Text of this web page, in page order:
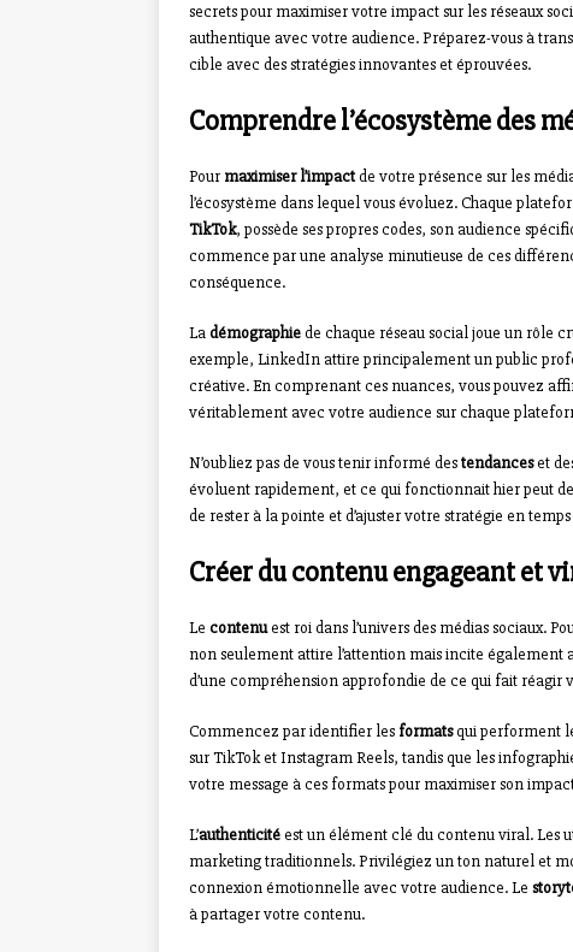
secrets pour maximiser votre impact sur les réseaux
authentique avec votre audience. Préparez-vous à
cible avec des stratégies innovantes et éprouvées.
Comprendre l’écosystème des
Pour maximiser l’impactde votre présence sur les
l’écosystème dans lequel vous évoluez. Chaque
TikTok, possède ses propres codes, son audience
commence par une analyse minutieuse de ces
conséquence.
Ladémographiede chaque réseau social joue un rôle
exemple, LinkedIn attire principalement un public
créative. En comprenant ces nuances, vous pouvez
véritablement avec votre audience sur chaque
N’oubliez pas de vous tenir informé destendanceset
évoluent rapidement, et ce qui fonctionnait hier peut
de rester à la pointe et d’ajuster votre stratégie en
Créer du contenu engageant et
Le contenuest roi dans l’univers des médias sociaux.
non seulement attire l’attention mais incite également
d’une compréhension approfondie de ce qui fait réagir
Commencez par identifier les formatsqui performent
sur TikTok et Instagram Reels, tandis que les
votre message à ces formats pour maximiser son
L’authenticitéest un élément clé du contenu viral. Les
marketing traditionnels. Privilégiez un ton naturel et
connexion émotionnelle avec votre audience. Le
à partager votre contenu.